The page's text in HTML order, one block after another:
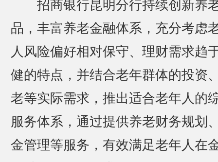
招商银行昆明分行持续创新养
品，丰富养老金融体系，充分考虑
人风险偏好相对保守、理财需求趋
健的特点，并结合老年群体的投资
老等实际需求，推出适合老年人的
服务体系，通过提供养老财务规划
金管理等服务，有效满足老年人在